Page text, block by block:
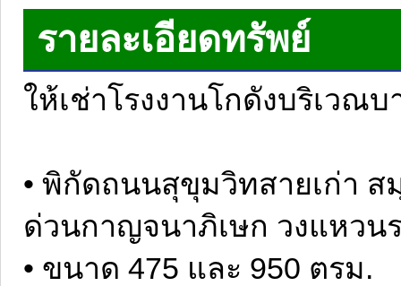
รายละเอียดทรัพย์
ให้เช่าโรงงานโกดังบริเวณ
• พิกัดถนนสุขุมวิทสายเก่า ส
ด่วนกาญจนาภิเษก วงแหวน
• ขนาด 475 และ 950 ตรม.